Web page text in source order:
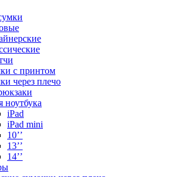
с принтом
через плечо
ноутбука
iPad
iPad mini
10’’
13’’
14’’